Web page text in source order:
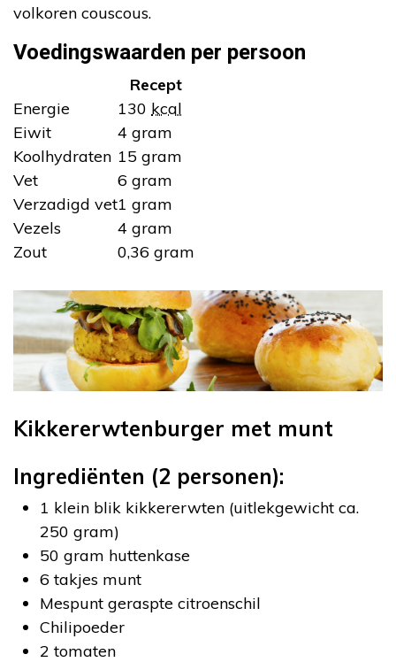
volkoren couscous.
Voedingswaarden per persoon
Recept
Energie
130 kcal
Eiwit
4 gram
Koolhydraten 15 gram
Vet
6 gram
Verzadigd vet1 gram
Vezels
4 gram
Zout
0,36 gram
Kikkererwtenburger met munt
Ingrediënten (2 personen):
1 klein blik kikkererwten (uitlekgewicht ca.
250 gram)
50 gram huttenkase
6 takjes munt
Mespunt geraspte citroenschil
Chilipoeder
2 tomaten